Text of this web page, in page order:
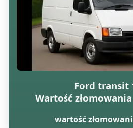
Ford transit
Wartość
wartość